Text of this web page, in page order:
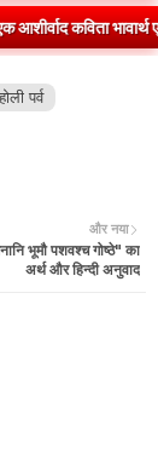
एवं प्रश्नोत्तर
होली पर्व
और नया
भूमौ पशवश्च गोष्ठे" का
अर्थ और हिन्दी अनुवाद